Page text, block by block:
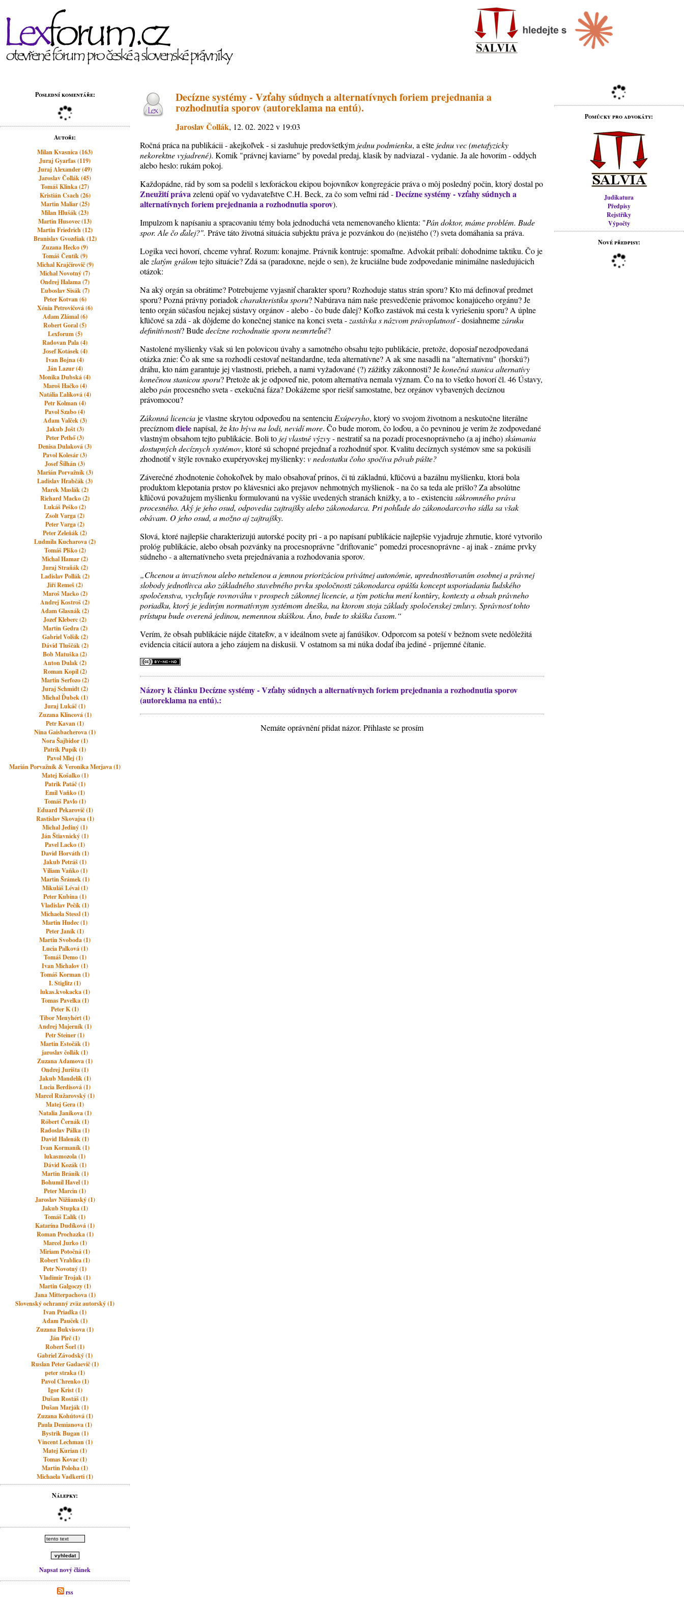
Poslední komentáře:
Autoři:
Milan Kvasnica (163)
Juraj Gyarfas (119)
Juraj Alexander (49)
Jaroslav Čollák (45)
Tomáš Klinka (27)
Kristián Csach (26)
Martin Maliar (25)
Milan Hlušák (23)
Martin Husovec (13)
Martin Friedrich (12)
Branislav Gvozdiak (12)
Zuzana Hecko (9)
Tomáš Čentík (9)
Michal Krajčírovič (9)
Michal Novotný (7)
Ondrej Halama (7)
Ľuboslav Sisák (7)
Peter Kotvan (6)
Xénia Petrovičová (6)
Adam Zlámal (6)
Robert Goral (5)
Lexforum (5)
Radovan Pala (4)
Josef Kotásek (4)
Ivan Bojna (4)
Ján Lazur (4)
Monika Dubská (4)
Maroš Hačko (4)
Natália Ľalíková (4)
Petr Kolman (4)
Pavol Szabo (4)
Adam Valček (3)
Jakub Jošt (3)
Peter Pethő (3)
Denisa Dulaková (3)
Pavol Kolesár (3)
Josef Šilhán (3)
Marián Porvažník (3)
Ladislav Hrabčák (3)
Marek Maslák (2)
Richard Macko (2)
Lukáš Peško (2)
Zsolt Varga (2)
Peter Varga (2)
Peter Zeleňák (2)
Ludmila Kucharova (2)
Tomáš Plško (2)
Michal Hamar (2)
Juraj Straňák (2)
Ladislav Pollák (2)
Jiří Remeš (2)
Maroš Macko (2)
Andrej Kostroš (2)
Adam Glasnák (2)
Jozef Kleberc (2)
Martin Gedra (2)
Gabriel Volšík (2)
Dávid Tluščák (2)
Bob Matuška (2)
Anton Dulak (2)
Roman Kopil (2)
Martin Serfozo (2)
Juraj Schmidt (2)
Michal Ďubek (1)
Juraj Lukáč (1)
Zuzana Klincová (1)
Petr Kavan (1)
Nina Gaisbacherova (1)
Nora Šajbidor (1)
Patrik Pupík (1)
Pavol Mlej (1)
Marián Porvažník & Veronika Merjava (1)
Matej Košalko (1)
Patrik Patáč (1)
Emil Vaňko (1)
Tomáš Pavlo (1)
Eduard Pekarovič (1)
Rastislav Skovajsa (1)
Michal Jediný (1)
Ján Štiavnický (1)
Pavel Lacko (1)
David Horváth (1)
Jakub Petráš (1)
Viliam Vaňko (1)
Martin Šrámek (1)
Mikuláš Lévai (1)
Peter Kubina (1)
Vladislav Pečík (1)
Michaela Stessl (1)
Martin Hudec (1)
Peter Janík (1)
Martin Svoboda (1)
Lucia Palková (1)
Tomáš Demo (1)
Ivan Michalov (1)
Tomáš Korman (1)
I. Stiglitz (1)
lukas.kvokacka (1)
Tomas Pavelka (1)
Peter K (1)
Tibor Menyhért (1)
Andrej Majerník (1)
Petr Steiner (1)
Martin Estočák (1)
jaroslav čollák (1)
Zuzana Adamova (1)
Ondrej Jurišta (1)
Jakub Mandelík (1)
Lucia Berdisová (1)
Marcel Ružarovský (1)
Matej Gera (1)
Natalia Janikova (1)
Róbert Černák (1)
Radoslav Pálka (1)
David Halenák (1)
Ivan Kormaník (1)
lukasmozola (1)
Dávid Kozák (1)
Martin Bránik (1)
Bohumil Havel (1)
Peter Marcin (1)
Jaroslav Nižňanský (1)
Jakub Stupka (1)
Tomáš Ľalík (1)
Katarína Dudíková (1)
Roman Prochazka (1)
Marcel Jurko (1)
Miriam Potočná (1)
Robert Vrablica (1)
Petr Novotný (1)
Vladimir Trojak (1)
Martin Galgoczy (1)
Jana Mitterpachova (1)
Slovenský ochranný zväz autorský (1)
Ivan Priadka (1)
Adam Pauček (1)
Zuzana Bukvisova (1)
Ján Pirč (1)
Robert Šorl (1)
Gabriel Závodský (1)
Ruslan Peter Gadaevič (1)
peter straka (1)
Pavol Chrenko (1)
Igor Krist (1)
Dušan Rostáš (1)
Dušan Marják (1)
Zuzana Kohútová (1)
Paula Demianova (1)
Bystrik Bugan (1)
Vincent Lechman (1)
Matej Kurian (1)
Tomas Kovac (1)
Martin Poloha (1)
Michaela Vadkerti (1)
Nálepky:
Napsat nový článek
rss
Pomůcky pro advokáty:
Judikatura
Předpisy
Rejstříky
Výpočty
Nové předpisy:
Decízne systémy - Vzťahy súdnych a alternatívnych foriem prejednania a
rozhodnutia sporov (autoreklama na entú).
Jaroslav Čollák, 12. 02. 2022 v 19:03
Ročná práca na publikácii - akejkoľvek - si zasluhuje predovšetkým jednu podmienku, a ešte jednu vec (metafyzicky
nekorektne vyjadrené). Komik "právnej kaviarne" by povedal predaj, klasik by nadviazal - vydanie. Ja ale hovorím - oddych
alebo heslo: rukám pokoj.
Každopádne, rád by som sa podelil s lexforáckou ekipou bojovníkov kongregácie práva o môj posledný počin, ktorý dostal po
Zneužití právazelenú opäť vo vydavateľstve C.H. Beck, za čo som veľmi rád -Decízne systémy - vzťahy súdnych a
alternatívnych foriem prejednania a rozhodnutia sporov).
Impulzom k napísaniu a spracovaniu témy bola jednoduchá veta nemenovaného klienta: "Pán doktor, máme problém. Bude
spor. Ale čo ďalej?". Práve táto životná situácia subjektu práva je pozvánkou do (ne)istého (?) sveta domáhania sa práva.
Logika veci hovorí, chceme vyhrať. Rozum: konajme. Právnik kontruje: spomaľme. Advokát pribalí: dohodnime taktiku. Čo je
ale zlatým grálom tejto situácie? Zdá sa (paradoxne, nejde o sen), že kruciálne bude zodpovedanie minimálne nasledujúcich
otázok:
Na aký orgán sa obrátime? Potrebujeme vyjasniť charakter sporu? Rozhoduje status strán sporu? Kto má definovať predmet
sporu? Pozná právny poriadokcharakteristiku sporu? Nabúrava nám naše presvedčenie právomoc konajúceho orgánu? Je
tento orgán súčasťou nejakej sústavy orgánov - alebo - čo bude ďalej? Koľko zastávok má cesta k vyriešeniu sporu? A úplne
kľúčové sa zdá - ak dôjdeme do konečnej stanice na konci sveta - zastávka s názvom právoplatnosť- dosiahneme záruku
definitívnosti? Budedecízne rozhodnutie sporu nesmrteľné?
Nastolené myšlienky však sú len polovicou úvahy a samotného obsahu tejto publikácie, pretože, doposiaľ nezodpovedaná
otázka znie: Čo ak sme sa rozhodli cestovať neštandardne, teda alternatívne? A ak sme nasadli na "alternatívnu" (horskú?)
dráhu, kto nám garantuje jej vlastnosti, priebeh, a nami vyžadované (?) zážitky zákonnosti? Jekonečná stanica alternatívy
konečnou stanicou sporu? Pretože ak je odpoveď nie, potom alternatíva nemala význam. Čo na to všetko hovorí čl. 46 Ústavy,
alebopánprocesného sveta - exekučná fáza? Dokážeme spor riešiť samostatne, bez orgánov vybavených decíznou
právomocou?
Zákonná licenciaje vlastne skrytou odpoveďou na sentenciu Exúperyho, ktorý vo svojom životnom a neskutočne literálne
precíznomdielenapísal, žekto býva na lodi, nevidí more. Čo bude morom, čo loďou, a čo pevninou je verím že zodpovedané
vlastným obsahom tejto publikácie. Boli to jej vlastné výzvy- nestratiť sa na pozadí procesnoprávneho (a aj iného)skúmania
dostupných decíznych systémov, ktoré sú schopné prejednať a rozhodnúť spor. Kvalitu decíznych systémov sme sa pokúsili
zhodnotiť v štýle rovnako exupéryovskej myšlienky:v nedostatku čoho spočíva pôvab púšte?
Záverečné zhodnotenie čohokoľvek by malo obsahovať prínos, či tú základnú, kľúčovú a bazálnu myšlienku, ktorá bola
produktom klepotania prstov po klávesnici ako prejavov nehmotných myšlienok - na čo sa teda ale prišlo? Za absolútne
kľúčovú považujem myšlienku formulovanú na vyššie uvedených stranách knižky, a to - existenciusúkromného práva
procesného. Aký je jeho osud, odpovedia zajtrajšky alebo zákonodarca. Pri pohľade do zákonodarcovho sídla sa však
obávam. O jeho osud, a možno aj zajtrajšky.
Slová, ktoré najlepšie charakterizujú autorské pocity pri - a po napísaní publikácie najlepšie vyjadruje zhrnutie, ktoré vytvorilo
prológ publikácie, alebo obsah pozvánky na procesnoprávne "driftovanie" pomedzi procesnoprávne - aj inak - známe prvky
súdneho - a alternatívneho sveta prejednávania a rozhodovania sporov.
„Chcenou a invazívnou alebo netušenou a jemnou priorizáciou privátnej autonómie, uprednostňovaním osobnej a právnej
slobody jednotlivca ako základného stavebného prvku spoločnosti zákonodarca opúšťa koncept usporiadania ľudského
spoločenstva, vychyľuje rovnováhu v prospech zákonnej licencie, a tým potichu mení kontúry, kontexty a obsah právneho
poriadku, ktorý je jediným normatívnym systémom dneška, na ktorom stoja základy spoločenskej zmluvy. Správnosť tohto
prístupu bude overená jedinou, nemennou skúškou. Áno, bude to skúška časom.“
Verím, že obsah publikácie nájde čitateľov, a v ideálnom svete aj fanúšikov. Odporcom sa poteší v bežnom svete nedôležitá
evidencia citácií autora a jeho záujem na diskusii. V ostatnom sa mi núka dodať iba jediné - príjemné čítanie.
Názory k článku Decízne systémy - Vzťahy súdnych a alternatívnych foriem prejednania a rozhodnutia sporov
(autoreklama na entú).:
Nemáte oprávnění přidat názor. Přihlaste se prosím